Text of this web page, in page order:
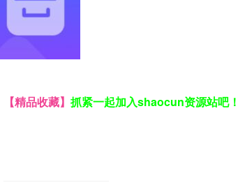
【精品收藏】 抓紧一起加入shaocun资源站吧！